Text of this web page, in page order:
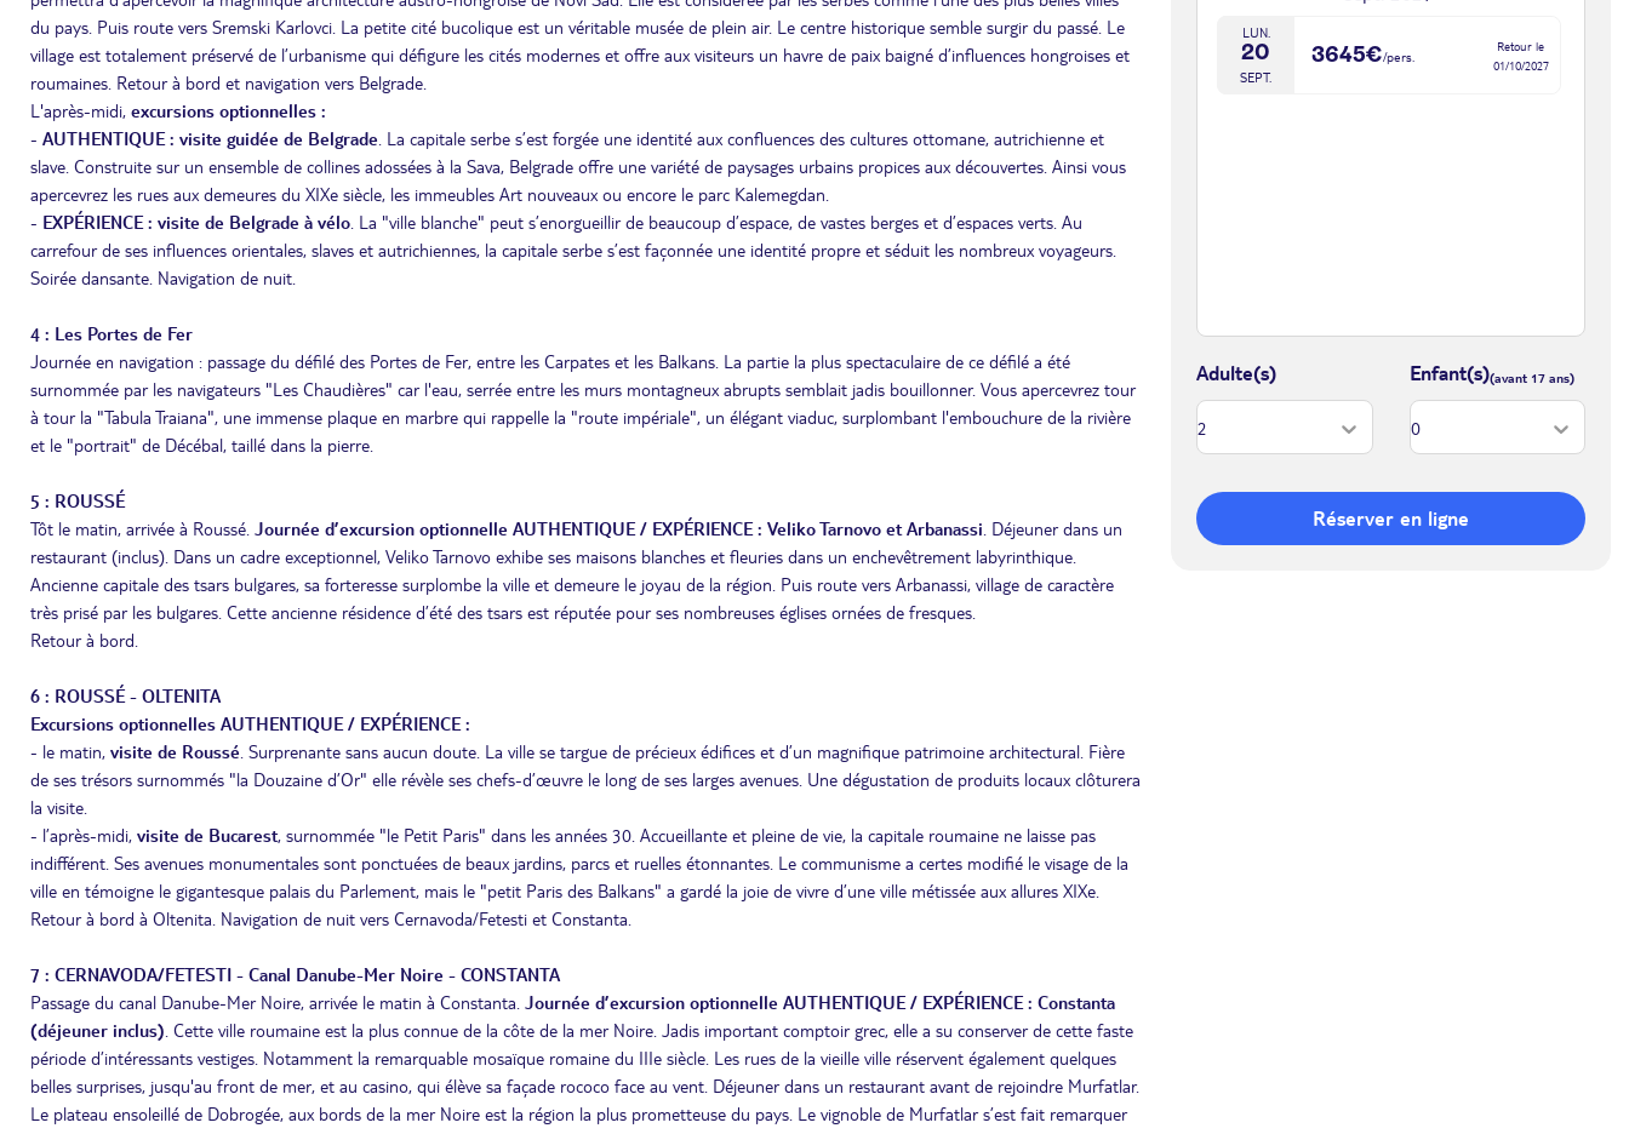
du pays. Puis route vers Sremski Karlovci. La petite cité bucolique est un véritable musée de plein air. Le centre historique semble surgir du passé. Le
village est totalement préservé de l’urbanisme qui défigure les cités modernes et offre aux visiteurs un havre de paix baigné d’influences hongroises et
roumaines. Retour à bord et navigation vers Belgrade.
L'après-midi, excursions optionnelles :
- AUTHENTIQUE : visite guidée de Belgrade . La capitale serbe s’est forgée une identité aux confluences des cultures ottomane, autrichienne et
slave. Construite sur un ensemble de collines adossées à la Sava, Belgrade offre une variété de paysages urbains propices aux découvertes. Ainsi vous
apercevrez les rues aux demeures du XIXe siècle, les immeubles Art nouveaux ou encore le parc Kalemegdan.
- EXPÉRIENCE : visite de Belgrade à vélo . La "ville blanche" peut s’enorgueillir de beaucoup d’espace, de vastes berges et d’espaces verts. Au
carrefour de ses influences orientales, slaves et autrichiennes, la capitale serbe s’est façonnée une identité propre et séduit les nombreux voyageurs.
Soirée dansante. Navigation de nuit.
4 : Les Portes de Fer
Journée en navigation : passage du défilé des Portes de Fer, entre les Carpates et les Balkans. La partie la plus spectaculaire de ce défilé a été
surnommée par les navigateurs "Les Chaudières" car l'eau, serrée entre les murs montagneux abrupts semblait jadis bouillonner. Vous apercevrez tour
à tour la "Tabula Traiana", une immense plaque en marbre qui rappelle la "route impériale", un élégant viaduc, surplombant l'embouchure de la rivière
et le "portrait" de Décébal, taillé dans la pierre.
5 : ROUSSÉ
Tôt le matin, arrivée à Roussé. Journée d’excursion optionnelle AUTHENTIQUE / EXPÉRIENCE : Veliko Tarnovo et Arbanassi . Déjeuner dans un
restaurant (inclus). Dans un cadre exceptionnel, Veliko Tarnovo exhibe ses maisons blanches et fleuries dans un enchevêtrement labyrinthique.
Ancienne capitale des tsars bulgares, sa forteresse surplombe la ville et demeure le joyau de la région. Puis route vers Arbanassi, village de caractère
très prisé par les bulgares. Cette ancienne résidence d’été des tsars est réputée pour ses nombreuses églises ornées de fresques.
Retour à bord.
6 : ROUSSÉ - OLTENITA
Excursions optionnelles AUTHENTIQUE / EXPÉRIENCE :
- le matin, visite de Roussé . Surprenante sans aucun doute. La ville se targue de précieux édifices et d’un magnifique patrimoine architectural. Fière
de ses trésors surnommés "la Douzaine d’Or" elle révèle ses chefs-d’œuvre le long de ses larges avenues. Une dégustation de produits locaux clôturera
la visite.
- l’après-midi, visite de Bucarest, surnommée "le Petit Paris" dans les années 30. Accueillante et pleine de vie, la capitale roumaine ne laisse pas
indifférent. Ses avenues monumentales sont ponctuées de beaux jardins, parcs et ruelles étonnantes. Le communisme a certes modifié le visage de la
ville en témoigne le gigantesque palais du Parlement, mais le "petit Paris des Balkans" a gardé la joie de vivre d’une ville métissée aux allures XIXe.
Retour à bord à Oltenita. Navigation de nuit vers Cernavoda/Fetesti et Constanta.
7 : CERNAVODA/FETESTI - Canal Danube-Mer Noire - CONSTANTA
Passage du canal Danube-Mer Noire, arrivée le matin à Constanta. Journée d’excursion optionnelle AUTHENTIQUE / EXPÉRIENCE : Constanta
(déjeuner inclus) . Cette ville roumaine est la plus connue de la côte de la mer Noire. Jadis important comptoir grec, elle a su conserver de cette faste
période d’intéressants vestiges. Notamment la remarquable mosaïque romaine du IIIe siècle. Les rues de la vieille ville réservent également quelques
belles surprises, jusqu'au front de mer, et au casino, qui élève sa façade rococo face au vent. Déjeuner dans un restaurant avant de rejoindre Murfatlar.
Le plateau ensoleillé de Dobrogée, aux bords de la mer Noire est la région la plus prometteuse du pays. Le vignoble de Murfatlar s’est fait remarquer
LUN.
20
SEPT.
3645€/pers.
Retour le
01/10/2027
Adulte(s) Enfant(s)
Réserver en ligne